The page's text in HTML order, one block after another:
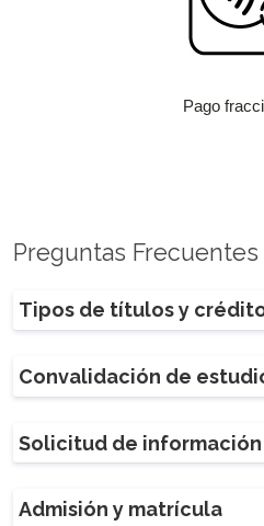
Pago
Preguntas Frecuentes
Tipos de títulos y
Convalidación de
Solicitud de información
Admisión y matrícula